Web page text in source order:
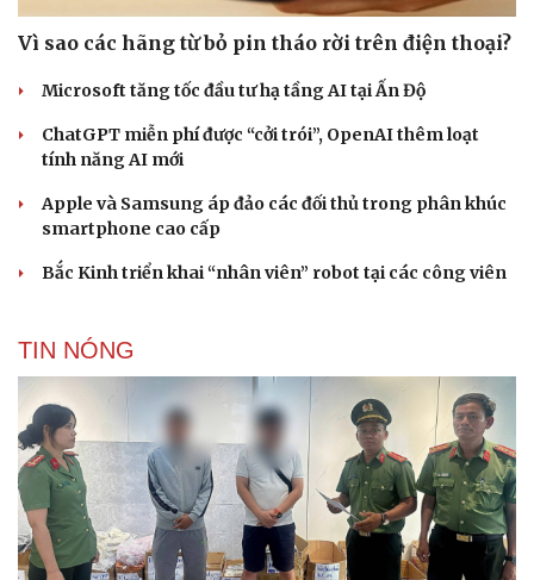
Vì sao các hãng từ bỏ pin tháo rời trên điện thoại?
Microsoft tăng tốc đầu tư hạ tầng AI tại Ấn Độ
ChatGPT miễn phí được “cởi trói”, OpenAI thêm loạt
tính năng AI mới
Apple và Samsung áp đảo các đối thủ trong phân khúc
smartphone cao cấp
Bắc Kinh triển khai “nhân viên” robot tại các công viên
TIN NÓNG